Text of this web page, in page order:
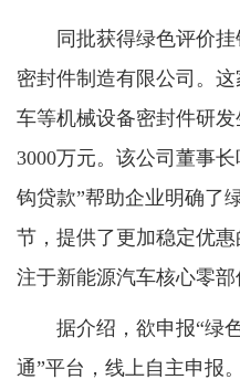
同批获得绿色评价
密封件制造有限公司。
车等机械设备密封件研
3000万元。该公司董事
钩贷款”帮助企业明确了
节，提供了更加稳定优
注于新能源汽车核心零部
据介绍，欲申报“绿
通”平台，线上自主申报